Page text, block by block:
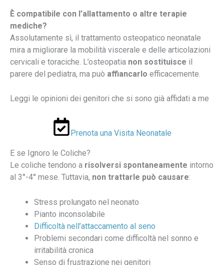
È compatibile con l’allattamento o altre terapie
mediche?
Assolutamente sì, il trattamento osteopatico neonatale
mira a migliorare la mobilità viscerale e delle articolazioni
cervicali e toraciche. L’osteopatia non sostituisce il
parere del pediatra, ma può affiancarlo efficacemente.
Leggi le opinioni dei genitori che si sono già affidati a me
Prenota una Visita Neonatale
E se Ignoro le Coliche?
Le coliche tendono a risolversi spontaneamente intorno
al 3°-4° mese. Tuttavia, non trattarle può causare:
Stress prolungato nel neonato
Pianto inconsolabile
Difficoltà nell’attaccamento al seno
Problemi secondari come difficoltà nel sonno e
irritabilità cronica
Senso di frustrazione nei genitori